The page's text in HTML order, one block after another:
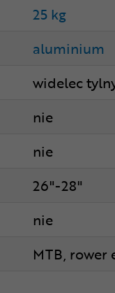
25 kg
aluminium
widelec
nie
nie
26"-28"
nie
MTB, rower